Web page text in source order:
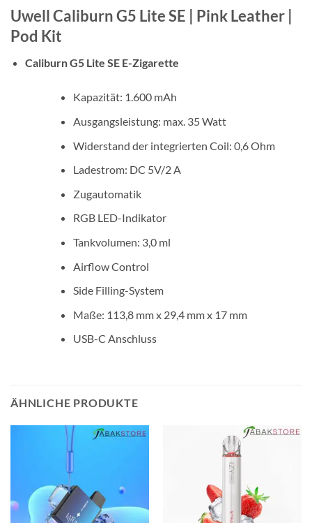
Uwell Caliburn G5 Lite SE | Pink Leather |
Pod Kit
Caliburn G5 Lite SE E-Zigarette
Kapazität: 1.600 mAh
Ausgangsleistung: max. 35 Watt
Widerstand der integrierten Coil: 0,6 Ohm
Ladestrom: DC 5V/2 A
Zugautomatik
RGB LED-Indikator
Tankvolumen: 3,0 ml
Airflow Control
Side Filling-System
Maße: 113,8 mm x 29,4 mm x 17 mm
USB-C Anschluss
ÄHNLICHE PRODUKTE